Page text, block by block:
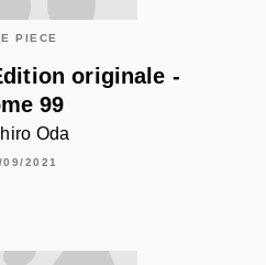
PIECE
originale -
99
Oda
09/2021